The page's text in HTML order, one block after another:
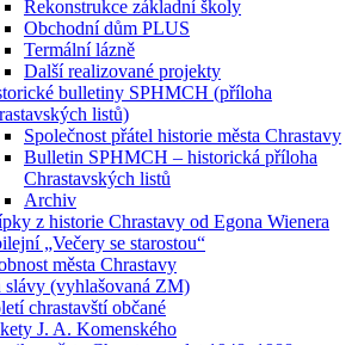
Rekonstrukce základní školy
Obchodní dům PLUS
Termální lázně
Další realizované projekty
bulletiny SPHMCH (příloha
listů)
Společnost přátel historie města Chrastavy
Bulletin SPHMCH – historická příloha
Chrastavských listů
Archiv
z historie Chrastavy od Egona Wienera
„Večery se starostou“
města Chrastavy
slávy (vyhlašovaná ZM)
chrastavští občané
J. A. Komenského